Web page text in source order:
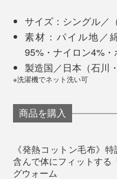
吸水性がいいから、繊
で熱が生まれる、「吸
『ZEPPINハグウォー
ル地にくらべて、最高
ーチラボ調べ）
ネットに入れれば、洗
ら。糸のケバ落ちも少
く楽しめます。
サイズ：シングル／
素材：パイル地／
95%・ナイロン4%
製造国／日本（石川
※洗濯機でネット洗い可
商品を購入
《発熱コットン毛布》
含んで体にフィットする
グウォーム